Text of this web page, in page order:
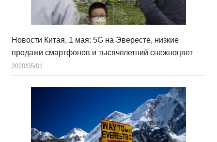
Новости Китая, 1 мая: 5G на Эвересте, низкие
продажи смартфонов и тысячелетний снежноцвет
2020/05/01